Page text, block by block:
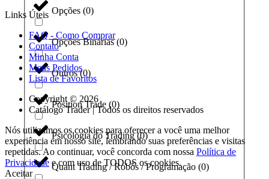
Opções (0)
Opções Binárias(0)
Outros(0)
Position Trade (0)
Psicologia do Trading(0)
Quant Trading / Robôs / Programação (0)
Links Úteis
FAQ - Como Comprar
Contato
Minha Conta
Meus Pedidos
Lista de Favoritos
Copyright © 2026
Catálogo Trader | Todos os direitos reservados
Nós utilizamos os cookies para oferecer a você uma melhor
experiência em nosso site, lembrando suas preferências e visitas
repetidas. Ao continuar, você concorda com nossa Política de
Privacidade e com uso de TODOS os cookies.
Aceitar